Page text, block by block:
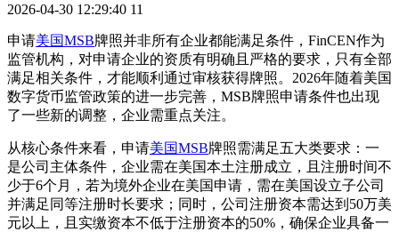
2026-04-30 12:29:40 11
申请美国MSB牌照并非所有企业都能满足条件，FinCEN作为
监管机构，对申请企业的资质有明确且严格的要求，只有全部
满足相关条件，才能顺利通过审核获得牌照。2026年随着美国
数字货币监管政策的进一步完善，MSB牌照申请条件也出现
了一些新的调整，企业需重点关注。
从核心条件来看，申请美国MSB牌照需满足五大类要求：一
是公司主体条件，企业需在美国本土注册成立，且注册时间不
少于6个月，若为境外企业在美国申请，需在美国设立子公司
并满足同等注册时长要求；同时，公司注册资本需达到50万美
元以上，且实缴资本不低于注册资本的50%，确保企业具备一